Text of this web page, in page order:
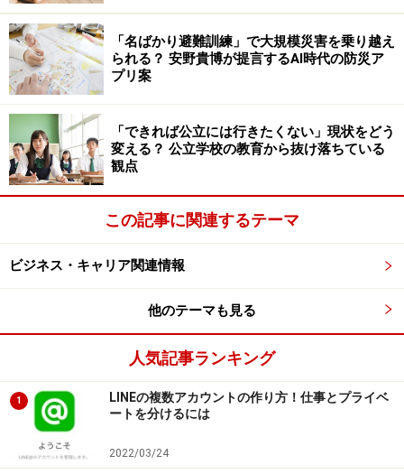
STEAM教育の実践例
こうした観点まで含んだSTEAM教育の実践例として、国
内では私立神山まるごと高専（徳島県）が参考になるで
しょう。
「モノをつくる力で、コトを起こす人」の育成を掲げる
ザイン分野を学ぶとともに、コミュニケーションやリー
ダーシップなどの起業家精神を身につけることを目指し
具体的には、単にソフトウェア開発に必要な基礎知識
や、魅力あるサービス・製品をつくるためのデザインを
学ぶのみならず、自ら課題発見を行い、問題解決のため
にチームで取り組んだりします。
アクティブラーニングの一環として課題解決型学習
「名ばかり避難訓練」で大規模災害を乗り越え
られる？ 安野貴博が提言するAI時代の防災ア
プリ案
「できれば公立には行きたくない」現状をどう
変える？ 公立学校の教育から抜け落ちている
観点
この記事に関連するテーマ
ビジネス・キャリア関連情報
他のテーマも見る
人気記事ランキング
1
LINEの複数アカウントの作り方！仕事とプライベ
ートを分けるには
2022/03/24